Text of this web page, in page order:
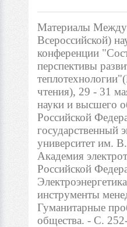
Материалы
Всероссийской)
конференции
перспективы
чтения), 29 - 31
науки и высшего
Российской
государственный
университет им.
Академия
Российской
инструменты
Гуманитарные
общества. - С.